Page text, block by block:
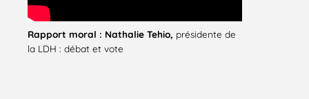
Rapport moral : Nathalie Tehio, présidente de
la LDH : débat et vote